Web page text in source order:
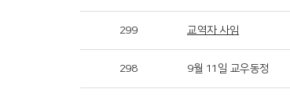
299 교역자 사임
298 9월 11일 교우동정